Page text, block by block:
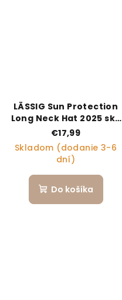
LÄSSIG Sun Protection
Long Neck Hat 2025 sky
blue 19-36 mo.
€17,99
Skladom (dodanie 3-6
dní)
Do košíka